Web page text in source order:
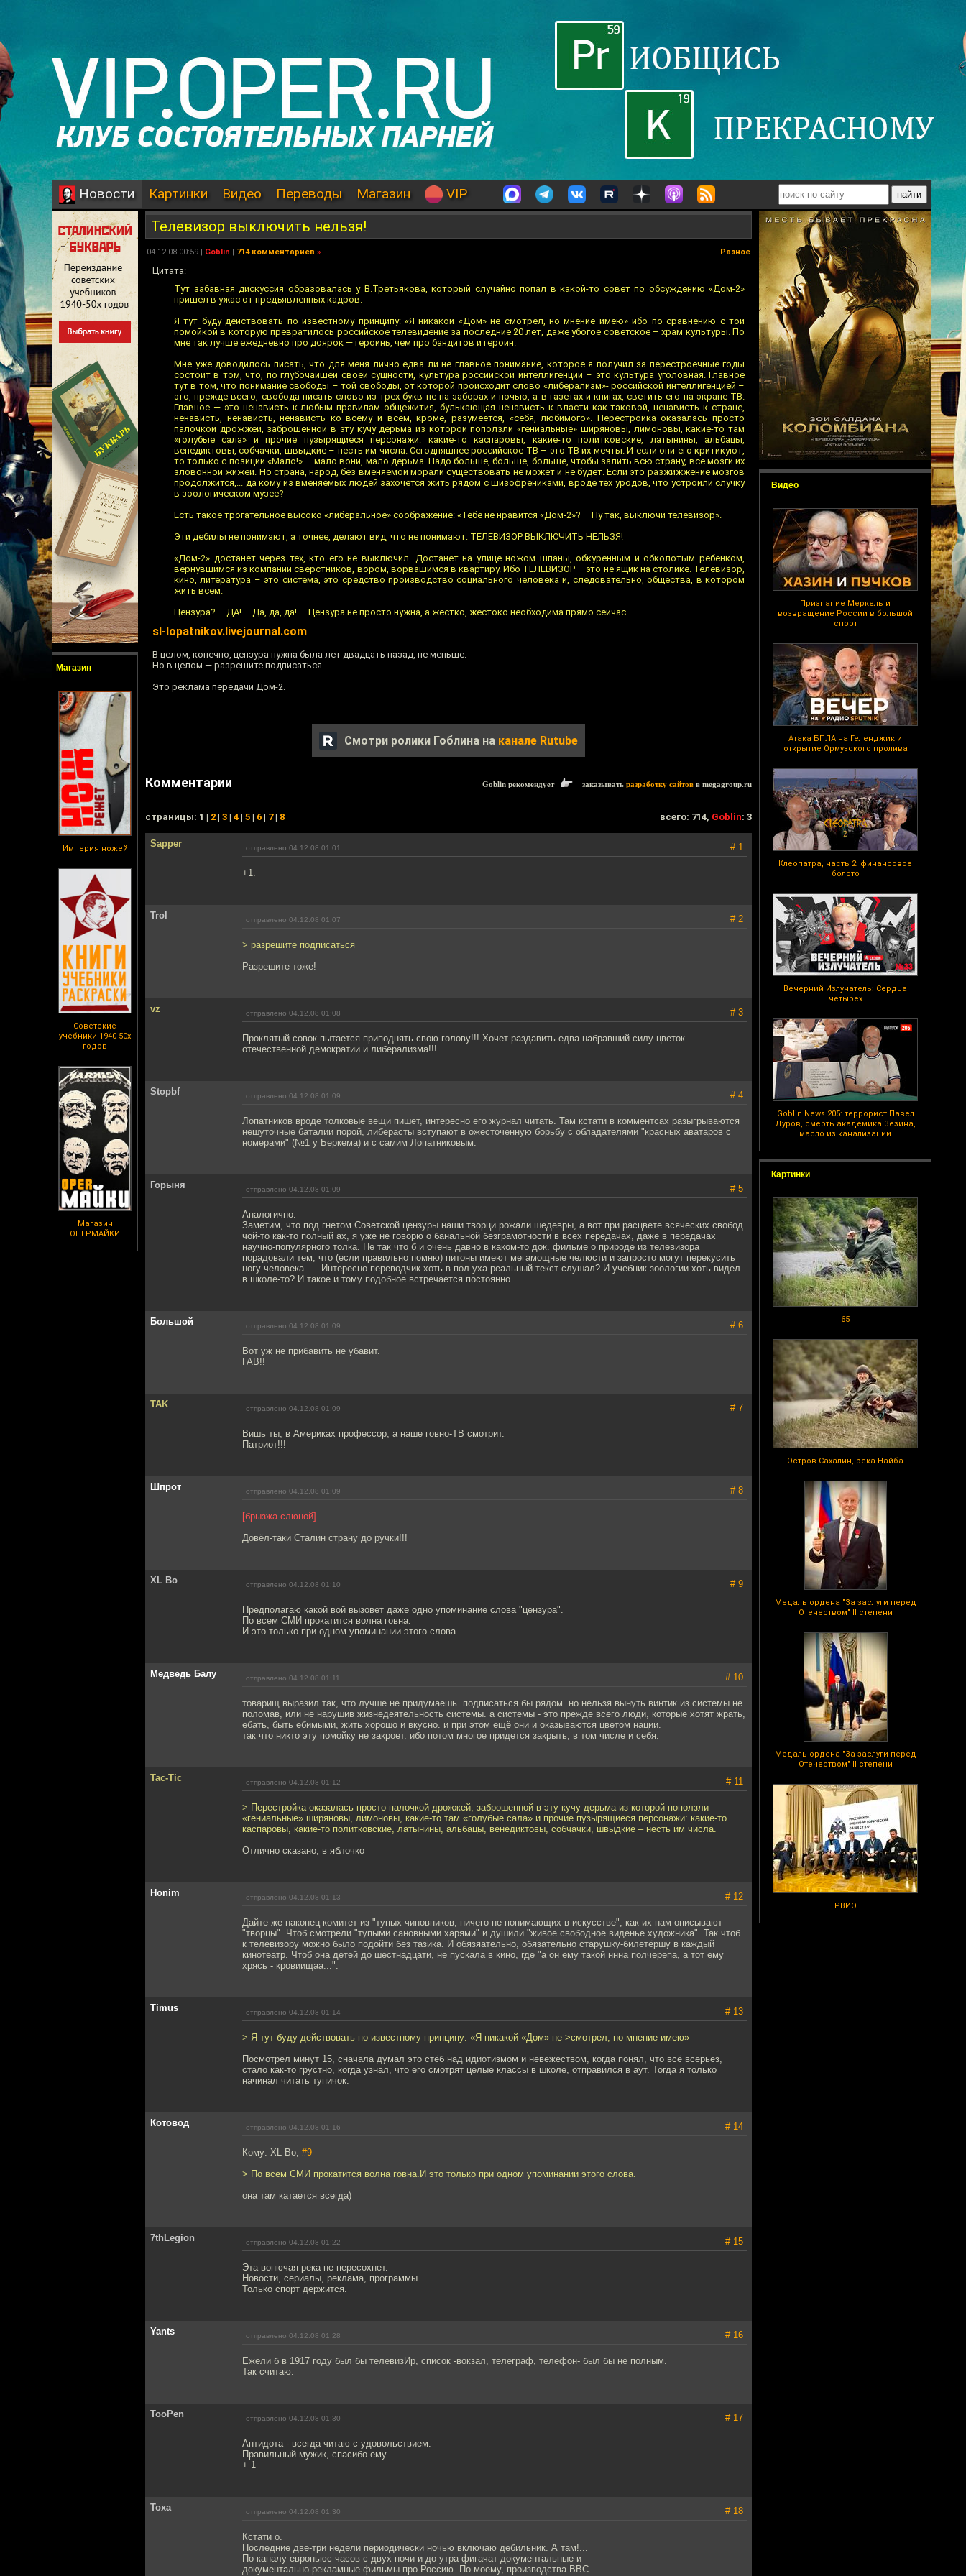
Новости Картинки Видео Переводы Магазин VIP
Магазин
Империя ножей
Советские
учебники 1940-50х
годов
Магазин
ОПЕРМАЙКИ
Видео
Признание Меркель и
возвращение России в большой
спорт
Атака БПЛА на Геленджик и
открытие Ормузского пролива
Клеопатра, часть 2: финансовое
болото
Вечерний Излучатель: Сердца
четырех
Goblin News 205: террорист Павел
Дуров, смерть академика Зезина,
масло из канализации
Картинки
65
Остров Сахалин, река Найба
Медаль ордена "За заслуги перед
Отечеством" II степени
Медаль ордена "За заслуги перед
Отечеством" II степени
РВИО
Телевизор выключить нельзя!
04.12.08 00:59 | Goblin | 714 комментариев » Разное
Цитата:
Тут забавная дискуссия образовалась у В.Третьякова, который случайно попал в какой-то совет по обсуждению «Дом-2»
пришел в ужас от предъявленных кадров.
Я тут буду действовать по известному принципу: «Я никакой «Дом» не смотрел, но мнение имею» ибо по сравнению с той
помойкой в которую превратилось российское телевидение за последние 20 лет, даже убогое советское – храм культуры. По
мне так лучше ежедневно про доярок — героинь, чем про бандитов и героин.
Мне уже доводилось писать, что для меня лично едва ли не главное понимание, которое я получил за перестроечные годы
состоит в том, что, по глубочайшей своей сущности, культура российской интеллигенции – это культура уголовная. Главное
тут в том, что понимание свободы – той свободы, от которой происходит слово «либерализм»- российской интеллигенцией –
это, прежде всего, свобода писать слово из трех букв не на заборах и ночью, а в газетах и книгах, светить его на экране ТВ.
Главное — это ненависть к любым правилам общежития, булькающая ненависть к власти как таковой, ненависть к стране,
ненависть, ненависть, ненависть ко всему и всем, кроме, разумеется, «себя, любимого». Перестройка оказалась просто
палочкой дрожжей, заброшенной в эту кучу дерьма из которой поползли «гениальные» ширяновы, лимоновы, какие-то там
«голубые сала» и прочие пузырящиеся персонажи: какие-то каспаровы, какие-то политковские, латынины, альбацы,
венедиктовы, собчачки, швыдкие – несть им числа. Сегодняшнее российское ТВ – это ТВ их мечты. И если они его критикуют,
то только с позиции «Мало!» — мало вони, мало дерьма. Надо больше, больше, больше, чтобы залить всю страну, все мозги их
зловонной жижей. Но страна, народ, без вменяемой морали существовать не может и не будет. Если это разжижжение мозгов
продолжится,... да кому из вменяемых людей захочется жить рядом с шизофрениками, вроде тех уродов, что устроили случку
в зоологическом музее?
Есть такое трогательное высоко «либеральное» соображение: «Тебе не нравится «Дом-2»? – Ну так, выключи телевизор».
Эти дебилы не понимают, а точнее, делают вид, что не понимают: ТЕЛЕВИЗОР ВЫКЛЮЧИТЬ НЕЛЬЗЯ!
«Дом-2» достанет через тех, кто его не выключил. Достанет на улице ножом шпаны, обкуренным и обколотым ребенком,
вернувшимся из компании сверстников, вором, ворвашимся в квартиру. Ибо ТЕЛЕВИЗОР – это не ящик на столике. Телевизор,
кино, литература – это система, это средство производство социального человека и, следовательно, общества, в котором
жить всем.
Цензура? – ДА! – Да, да, да! — Цензура не просто нужна, а жестко, жестоко необходима прямо сейчас.
sl-lopatnikov.livejournal.com
В целом, конечно, цензура нужна была лет двадцать назад, не меньше.
Но в целом — разрешите подписаться.
Это реклама передачи Дом-2.
Смотри ролики Гоблина на канале Rutube
Комментарии Goblin рекомендует заказывать разработку сайтов в megagroup.ru
cтраницы: 1 | 2 | 3 | 4 | 5 | 6 | 7| 8 всего: 714, Goblin: 3
Sapper отправлено 04.12.08 01:01 # 1
+1.
Trol отправлено 04.12.08 01:07 # 2
> разрешите подписаться
Разрешите тоже!
vz отправлено 04.12.08 01:08 # 3
Проклятый совок пытается приподнять свою голову!!! Хочет раздавить едва набравший силу цветок
отечественной демократии и либерализма!!!
Stopbf отправлено 04.12.08 01:09 # 4
Лопатников вроде толковые вещи пишет, интересно его журнал читать. Там кстати в комментсах разыгрываются
нешуточные баталии порой, либерасты вступают в ожесточенную борьбу с обладателями "красных аватаров с
номерами" (№1 у Беркема) и с самим Лопатниковым.
Горыня отправлено 04.12.08 01:09 # 5
Аналогично.
Заметим, что под гнетом Советской цензуры наши творци рожали шедевры, а вот при расцвете всяческих свобод
чой-то как-то полный ах, я уже не говорю о банальной безграмотности в всех передачах, даже в передачах
научно-популярного толка. Не так что б и очень давно в каком-то док. фильме о природе из телевизора
порадовали тем, что (если правильно помню) питоны имеют мегамощные челюсти и запросто могут перекусить
ногу человека..... Интересно переводчик хоть в пол уха реальный текст слушал? И учебник зоологии хоть видел
в школе-то? И такое и тому подобное встречается постоянно.
Большой отправлено 04.12.08 01:09 # 6
Вот уж не прибавить не убавит.
ГАВ!!
TAK отправлено 04.12.08 01:09 # 7
Вишь ты, в Америках профессор, а наше говно-ТВ смотрит.
Патриот!!!
Шпрот отправлено 04.12.08 01:09 # 8
[брызжа слюной]
Довёл-таки Сталин страну до ручки!!!
XL Bo отправлено 04.12.08 01:10 # 9
Предполагаю какой вой вызовет даже одно упоминание слова "цензура".
По всем СМИ прокатится волна говна.
И это только при одном упоминании этого слова.
Медведь Балу отправлено 04.12.08 01:11 # 10
товарищ выразил так, что лучше не придумаешь. подписаться бы рядом. но нельзя вынуть винтик из системы не
поломав, или не нарушив жизнедеятельность системы. а системы - это прежде всего люди, которые хотят жрать,
ебать, быть ебимыми, жить хорошо и вкусно. и при этом ещё они и оказываются цветом нации.
так что никто эту помойку не закроет. ибо потом многое придется закрыть, в том числе и себя.
Tac-Tic отправлено 04.12.08 01:12 # 11
> Перестройка оказалась просто палочкой дрожжей, заброшенной в эту кучу дерьма из которой поползли
«гениальные» ширяновы, лимоновы, какие-то там «голубые сала» и прочие пузырящиеся персонажи: какие-то
каспаровы, какие-то политковские, латынины, альбацы, венедиктовы, собчачки, швыдкие – несть им числа.
Отлично сказано, в яблочко
Honim отправлено 04.12.08 01:13 # 12
Дайте же наконец комитет из "тупых чиновников, ничего не понимающих в искусстве", как их нам описывают
"творцы". Чтоб смотрели "тупыми сановными харями" и душили "живое свободное виденье художника". Так чтоб
к телевизору можно было подойти без тазика. И обязяательно, обязательно старушку-билетёршу в каждый
кинотеатр. Чтоб она детей до шестнадцати, не пускала в кино, где "а он ему такой ннна полчерепа, а тот ему
хрясь - кровиищаа...".
Timus отправлено 04.12.08 01:14 # 13
> Я тут буду действовать по известному принципу: «Я никакой «Дом» не >смотрел, но мнение имею»
Посмотрел минут 15, сначала думал это стёб над идиотизмом и невежеством, когда понял, что всё всерьез,
стало как-то грустно, когда узнал, что его смотрят целые классы в школе, отправился в аут. Тогда я только
начинал читать тупичок.
Котовод отправлено 04.12.08 01:16 # 14
Кому: XL Bo, #9
> По всем СМИ прокатится волна говна.И это только при одном упоминании этого слова.
она там катается всегда)
7thLegion отправлено 04.12.08 01:22 # 15
Эта вонючая река не пересохнет.
Новости, сериалы, реклама, программы...
Только спорт держится.
Yants отправлено 04.12.08 01:28 # 16
Ежели б в 1917 году был бы телевизИр, список -вокзал, телеграф, телефон- был бы не полным.
Так считаю.
TooPen отправлено 04.12.08 01:30 # 17
Антидота - всегда читаю с удовольствием.
Правильный мужик, спасибо ему.
+ 1
Toxa отправлено 04.12.08 01:30 # 18
Кстати о.
Последние две-три недели периодически ночью включаю дебильник. А там!...
По каналу евроньюс часов с двух ночи и до утра фигачат документальные и
документально-рекламные фильмы про Россию. По-моему, производства BBC.